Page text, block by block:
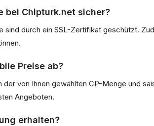
bei Chipturk.net sicher?
sind durch ein SSL-Zertifikat geschützt.
Preise ab?
von Ihnen gewählten CP-Menge und
Angeboten.
erhalten?